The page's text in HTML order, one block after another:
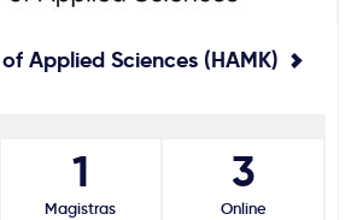
Applied Sciences (HAMK)
1
Magistras
3
Online